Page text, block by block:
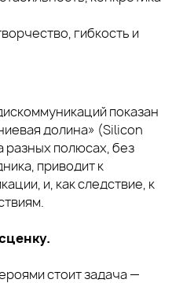
гибкость и
показан
долина» (Silicon
разных полюсах, без
приводит к
и, как следствие, к
стоит задача —